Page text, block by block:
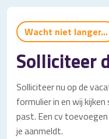
Wacht niet langer...
Solliciteer
Solliciteer nu op de
formulier in en wij
past. Een cv
je aanmeldt.